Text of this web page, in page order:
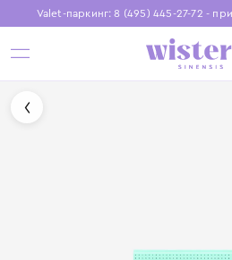
Valet-паркинг: 8 (495) 445-27-72 -
Бесплатная доставка при
Установите приложение, чтобы